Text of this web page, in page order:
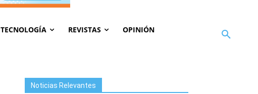
TECNOLOGÍA REVISTAS OPINIÓN
Noticias Relevantes